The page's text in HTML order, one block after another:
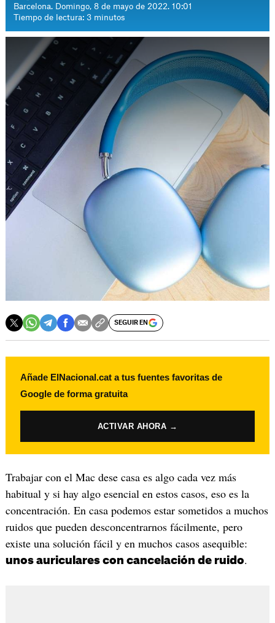
Barcelona. Domingo, 8 de mayo de 2022. 10:01
Tiempo de lectura: 3 minutos
SEGUIR EN
Añade ElNacional.cat a tus fuentes favoritas de
Google de forma gratuita
ACTIVAR AHORA →
Trabajar con el Mac dese casa es algo cada vez más
habitual y si hay algo esencial en estos casos, eso es la
concentración. En casa podemos estar sometidos a muchos
ruidos que pueden desconcentrarnos fácilmente, pero
existe una solución fácil y en muchos casos asequible:
unos auriculares con cancelación de ruido.